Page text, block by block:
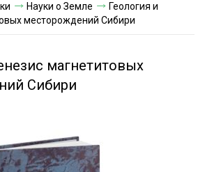
Условия оплаты
Акции и скидки
Науки о Земле
Геология и
месторождений Сибири
магнетитовых
Сибири